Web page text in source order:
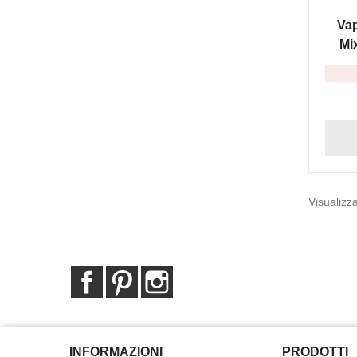
FacebookPinterest
INFORMAZIONI PRODOTTI